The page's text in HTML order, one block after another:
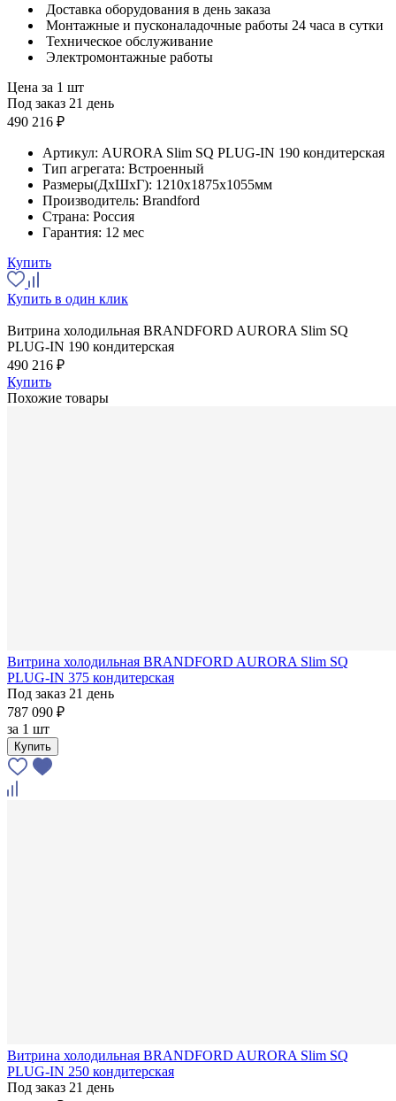
Доставка оборудования в день заказа
Монтажные и пусконаладочные работы 24 часа в сутки
Техническое обслуживание
Электромонтажные работы
Цена за 1 шт
Под заказ 21 день
490 216 ₽
Артикул: AURORA Slim SQ PLUG-IN 190 кондитерская
Тип агрегата: Встроенный
Размеры(ДхШхГ): 1210x1875x1055мм
Производитель: Brandford
Страна: Россия
Гарантия: 12 мес
Купить
Купить в один клик
Витрина холодильная BRANDFORD AURORA Slim SQ
PLUG-IN 190 кондитерская
490 216 ₽
Купить
Похожие товары
Витрина холодильная BRANDFORD AURORA Slim SQ
PLUG-IN 375 кондитерская
Под заказ 21 день
787 090 ₽
за 1 шт
Купить
Витрина холодильная BRANDFORD AURORA Slim SQ
PLUG-IN 250 кондитерская
Под заказ 21 день